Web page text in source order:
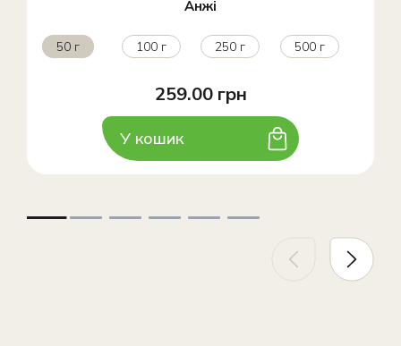
Анжі
50 г 100 г 250 г 500 г
259.00 грн
У кошик